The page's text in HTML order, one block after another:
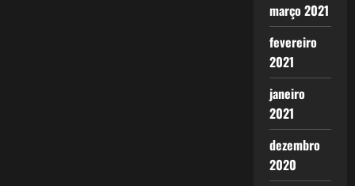
março 2021
fevereiro
2021
janeiro
2021
dezembro
2020